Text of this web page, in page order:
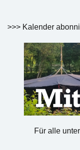
>>> Kalender
Für alle